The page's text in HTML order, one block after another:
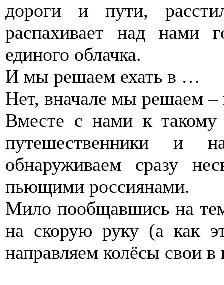
дороги и пути,
распахивает над нами
единого облачка.
И мы решаем ехать в …
Нет, вначале мы решаем –
Вместе с нами к
путешественники и
обнаруживаем сразу
пьющими россиянами.
Мило пообщавшись на
на скорую руку (а как
направляем колёсы свои